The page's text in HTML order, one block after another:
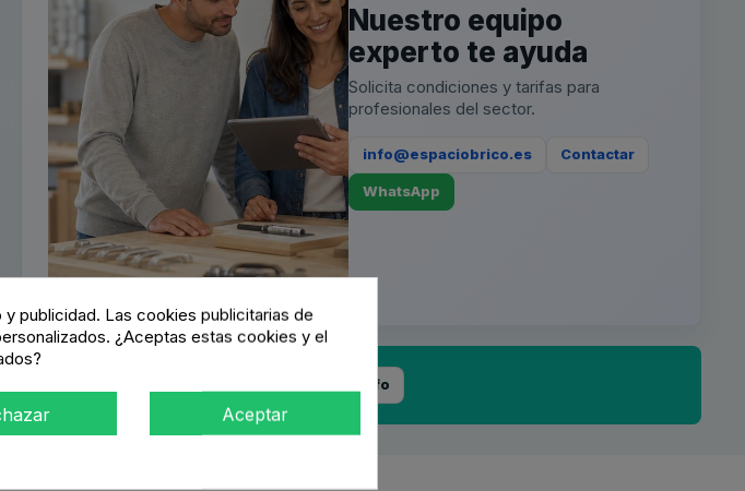
Nuestro equipo
experto te ayuda
Solicita condiciones y tarifas para
profesionales del sector.
info@espaciobrico.es Contactar
WhatsApp
12 mesescon seQura + info
publicidad. Las cookies publicitarias de
¿Aceptas estas cookies y el
Aceptar